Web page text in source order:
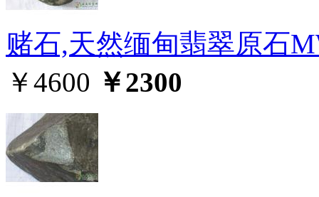
赌石,天然缅甸翡翠原石
￥4600 ￥2300